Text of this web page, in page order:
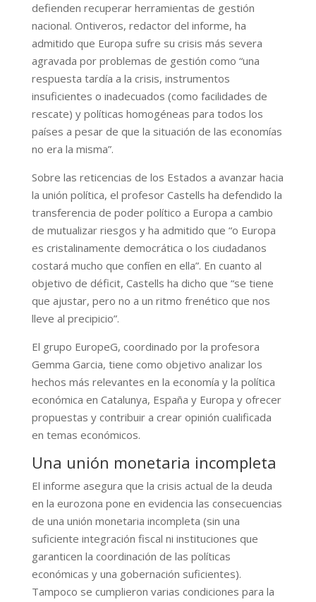
defienden recuperar herramientas de gestión
nacional. Ontiveros, redactor del informe, ha
admitido que Europa sufre su crisis más severa
agravada por problemas de gestión como “una
respuesta tardía a la crisis, instrumentos
insuficientes o inadecuados (como facilidades de
rescate) y políticas homogéneas para todos los
países a pesar de que la situación de las economías
no era la misma”.
Sobre las reticencias de los Estados a avanzar hacia
la unión política, el profesor Castells ha defendido la
transferencia de poder político a Europa a cambio
de mutualizar riesgos y ha admitido que “o Europa
es cristalinamente democrática o los ciudadanos
costará mucho que confíen en ella”. En cuanto al
objetivo de déficit, Castells ha dicho que “se tiene
que ajustar, pero no a un ritmo frenético que nos
lleve al precipicio”.
El grupo EuropeG, coordinado por la profesora
Gemma Garcia, tiene como objetivo analizar los
hechos más relevantes en la economía y la política
económica en Catalunya, España y Europa y ofrecer
propuestas y contribuir a crear opinión cualificada
en temas económicos.
Una unión monetaria incompleta
El informe asegura que la crisis actual de la deuda
en la eurozona pone en evidencia las consecuencias
de una unión monetaria incompleta (sin una
suficiente integración fiscal ni instituciones que
garanticen la coordinación de las políticas
económicas y una gobernación suficientes).
Tampoco se cumplieron varias condiciones para la